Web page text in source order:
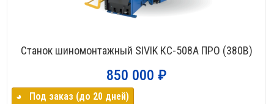
Станок шиномонтажный SIVIK КС-508А ПРО (380В)
850 000 ₽
◕⠀Под заказ (до 20 дней)